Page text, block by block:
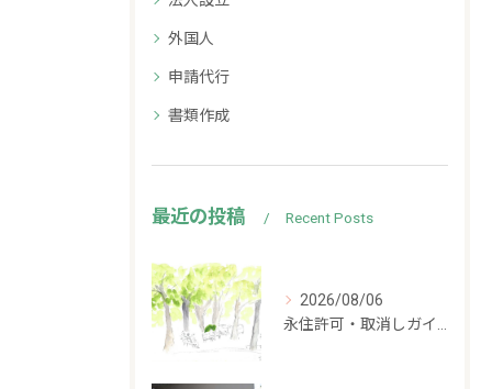
外国人
申請代行
書類作成
最近の投稿 Recent Posts
2026/08/06
永住許可・取消しガイドライン案にパブリックコメント募集中